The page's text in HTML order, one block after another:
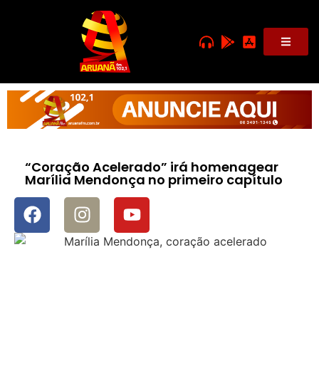
“Coração Acelerado” irá homenagear
Marília Mendonça no primeiro capítulo